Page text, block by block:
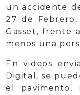
un accidente
27 de
Gasset, frente
menos una
En videos
Digital, se
el pavimento,